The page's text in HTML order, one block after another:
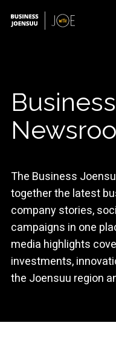
The Business
together the latest
company stories,
campaigns in one
media highlights
investments,
the Joensuu region